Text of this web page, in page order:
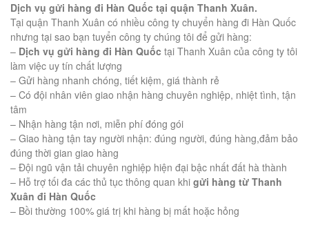
Dịch vụ gửi hàng đi Hàn Quốc tại quận Thanh Xuân.
Tại quận Thanh Xuân có nhiều công ty chuyển hàng đi Hàn Quốc
nhưng tại sao bạn tuyển công ty chúng tôi để gửi hàng:
– Dịch vụ gửi hàng đi Hàn Quốc tại Thanh Xuân của công ty tôi
làm việc uy tín chất lượng
– Gửi hàng nhanh chóng, tiết kiệm, giá thành rẻ
– Có đội nhân viên giao nhận hàng chuyên nghiệp, nhiệt tình, tận
tâm
– Nhận hàng tận nơi, miễn phí đóng gói
– Giao hàng tận tay người nhận: đúng người, đúng hàng,đảm bảo
đúng thời gian giao hàng
– Đội ngũ vận tải chuyên nghiệp hiện đại bậc nhất đất hà thành
– Hỗ trợ tối đa các thủ tục thông quan khi gửi hàng từ Thanh
Xuân đi Hàn Quốc
– Bồi thường 100% giá trị khi hàng bị mất hoặc hỏng